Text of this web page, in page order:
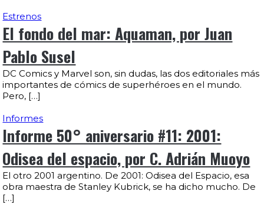
Estrenos
El fondo del mar: Aquaman, por Juan
Pablo Susel
DC Comics y Marvel son, sin dudas, las dos editoriales más
importantes de cómics de superhéroes en el mundo.
Pero, […]
Informes
Informe 50° aniversario #11: 2001:
Odisea del espacio, por C. Adrián Muoyo
El otro 2001 argentino. De 2001: Odisea del Espacio, esa
obra maestra de Stanley Kubrick, se ha dicho mucho. De
[…]